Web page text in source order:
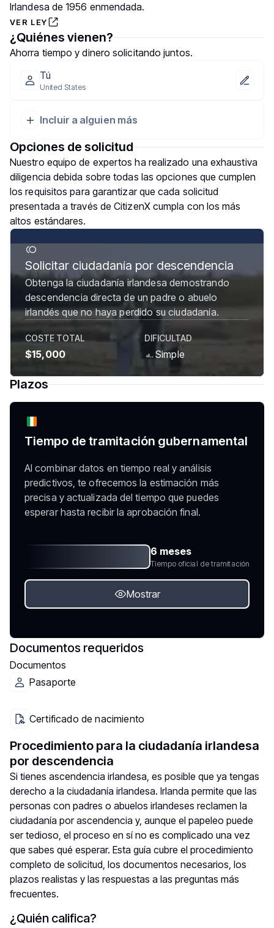
Irlandesa de 1956 enmendada.
VER LEY
¿Quiénes vienen?
Ahorra tiempo y dinero solicitando juntos.
Tú
United States
Incluir a alguien más
Opciones de solicitud
Nuestro equipo de expertos ha realizado una exhaustiva
diligencia debida sobre todas las opciones que cumplen
los requisitos para garantizar que cada solicitud
presentada a través de CitizenX cumpla con los más
altos estándares.
Solicitar ciudadanía por descendencia
Obtenga la ciudadanía irlandesa demostrando
descendencia directa de un padre o abuelo
irlandés que no haya perdido su ciudadanía.
COSTE TOTAL
$15,000
DIFICULTAD
Simple
Plazos
Tiempo de tramitación gubernamental
Al combinar datos en tiempo real y análisis
predictivos, te ofrecemos la estimación más
precisa y actualizada del tiempo que puedes
esperar hasta recibir la aprobación final.
6 meses
Tiempo oficial de tramitación
Mostrar
Documentos requeridos
Documentos
Pasaporte
Certificado de nacimiento
Procedimiento para la ciudadanía irlandesa
por descendencia
Si tienes ascendencia irlandesa, es posible que ya tengas
derecho a la ciudadanía irlandesa. Irlanda permite que las
personas con padres o abuelos irlandeses reclamen la
ciudadanía por ascendencia y, aunque el papeleo puede
ser tedioso, el proceso en sí no es complicado una vez
que sabes qué esperar. Esta guía cubre el procedimiento
completo de solicitud, los documentos necesarios, los
plazos realistas y las respuestas a las preguntas más
frecuentes.
¿Quién califica?